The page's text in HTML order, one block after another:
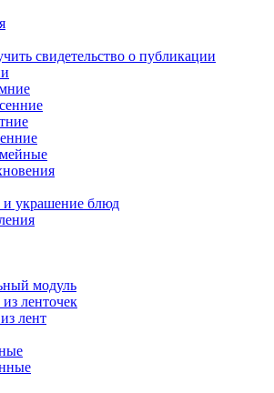
свидетельство о публикации
и украшение блюд
модуль
ленточек
лент